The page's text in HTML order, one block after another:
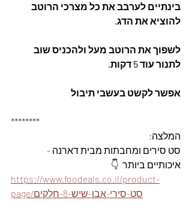
בינתיים לערבב את כל מצרכי הרוטב
להוציא את הדג.
לשפוך את הרוטב מעל ולהכניס שוב
לתנור עוד 5 דקות.
אפשר לקשט בעשבי תיבול
********
המלצה:
סט סירים ומחבתות מבית דארנה -
איכותיים ביותר  👇
https://www.foodeals.co.il/product-
page/סט-סירי-אבן-שיש-8-חלקים